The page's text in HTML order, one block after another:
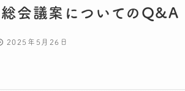
総会議案についてのQ&A
2025年5月26日